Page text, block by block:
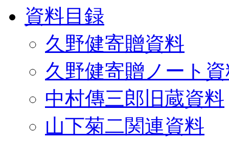
資料目録
久野健寄贈資料
久野健寄贈ノート
中村傳三郎旧蔵資料
山下菊二関連資料